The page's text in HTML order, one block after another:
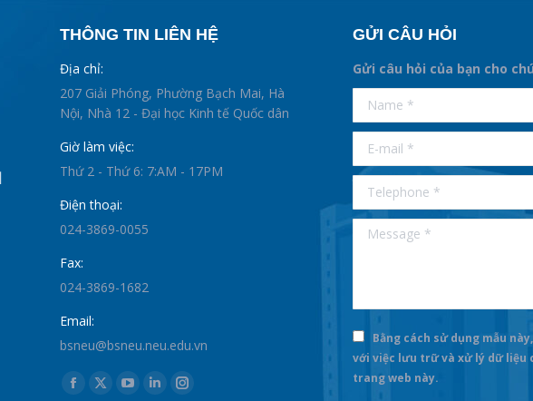
THÔNG TIN LIÊN HỆ
Địa chỉ:
207 Giải Phóng, Phường Bạch Mai, Hà
Nội, Nhà 12 - Đại học Kinh tế Quốc dân
Giờ làm việc:
Thứ 2 - Thứ 6: 7:AM - 17PM
Điện thoại:
024-3869-0055
Fax:
024-3869-1682
Email:
bsneu@bsneu.neu.edu.vn
Find us on:
Facebook
X YouTube
LinkedinInstagram
GỬI CÂU HỎI
Gửi câu hỏi của bạn cho
supertotobet
betist
Name *
E-mail *
Telephone *
Message *
Bằng cách sử dụng mẫu
với việc lưu trữ và xử lý dữ liệu
trang web này.